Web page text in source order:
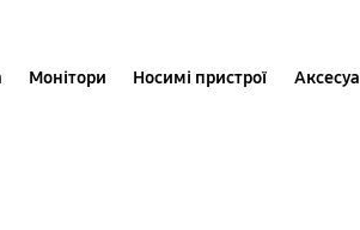
Монітори Носимі пристрої